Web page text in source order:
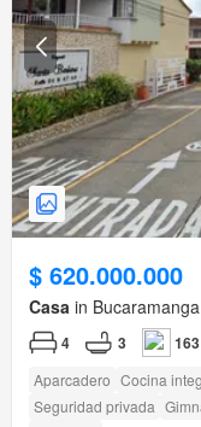
$ 620.000.000
Casa in
4 3
Aparcadero Cocina
Seguridad privada